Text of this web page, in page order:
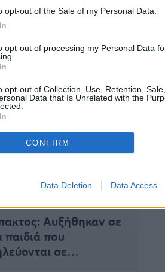
opt-out of the Sale of my Personal Data.
opt-out of processing my Personal Data
opt-out of Collection, Use, Retention,
Data that Is Unrelated with the
CONFIRM
Data Deletion Data Access
ένα από τα πιο απαιτητικά
σε αυτήν την ζωή δεν είναι
Αυξήθηκαν σε
παιδιά που
σε